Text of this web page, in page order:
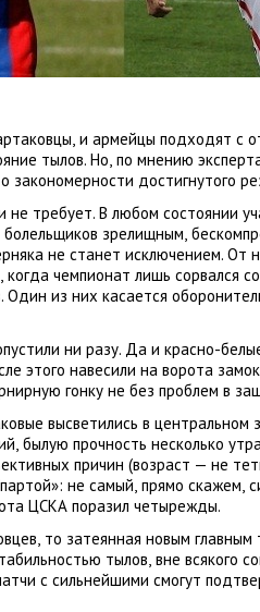
, и армейцы подходят с
тылов. Но, по мнению
закономерности достигнутого
требует. В любом состоянии
зрелищным,
не станет исключением. От
, когда чемпионат лишь сорвался
Один из них касается
ни разу. Да и красно-
этого навесили на ворота
гонку не без проблем в
высветились в центральном
, былую прочность несколько
причин (возраст — не
не самый, прямо скажем,
ЦСКА поразил четырежды.
, то затеянная новым
тылов, вне всякого
с сильнейшими смогут